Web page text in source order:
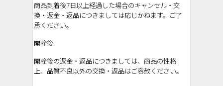
商品到着後7日以上経過した場合のキャンセル・交
換・返金・返品につきましては応じかねます。ご了
承ください。
開栓後
開栓後の返金・返品につきましては、商品の性格
上、品質不良以外の交換・返品はご容赦ください。